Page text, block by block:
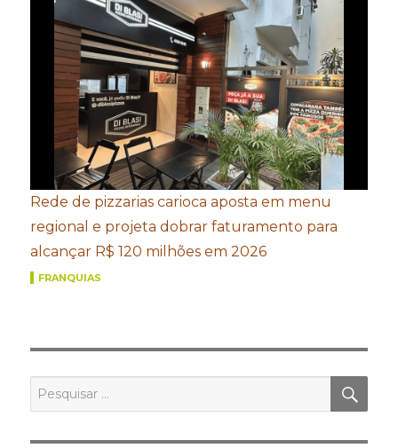
Rede de pizzarias carioca aposta em menu
regional e projeta dobrar faturamento para
alcançar R$ 120 milhões em 2026
FRANQUIAS
por: